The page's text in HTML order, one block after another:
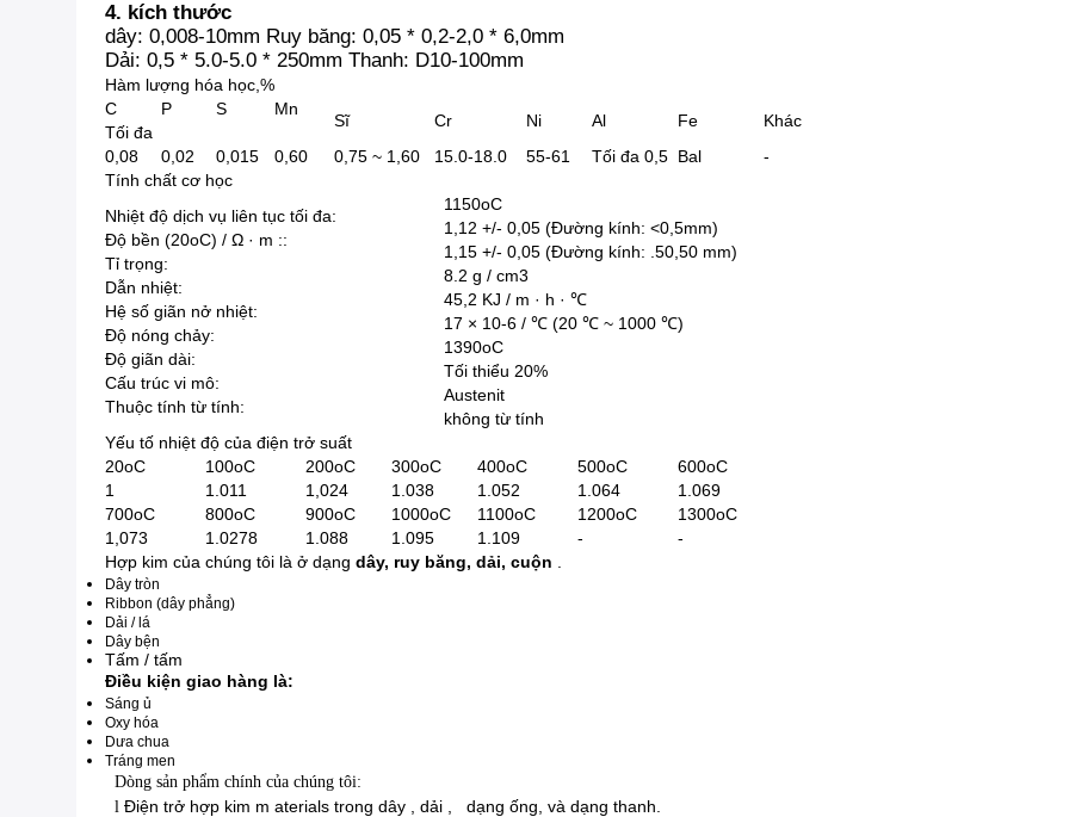
4. kích thước
dây: 0,008-10mm Ruy băng: 0,05 * 0,2-2,0 * 6,0mm
Dải: 0,5 * 5.0-5.0 * 250mm Thanh: D10-100mm
Hàm lượng hóa học,%
C
P S Mn
Sĩ Cr Ni Al Fe Khác
Tối đa
0,08
0,02 0,015 0,60 0,75 ~ 1,60 15.0-18.0 55-61 Tối đa 0,5 Bal
-
Tính chất cơ học
Nhiệt độ dịch vụ liên tục tối đa:
Độ bền (20oC) / Ω · m ::
Tỉ trọng:
Dẫn nhiệt:
Hệ số giãn nở nhiệt:
Độ nóng chảy:
Độ giãn dài:
Cấu trúc vi mô:
Thuộc tính từ tính:
1150oC
1,12 +/- 0,05 (Đường kính: <0,5mm)
1,15 +/- 0,05 (Đường kính: .50,50 mm)
8.2 g / cm3
45,2 KJ / m · h · ℃
17 × 10-6 / ℃ (20 ℃ ~ 1000 ℃)
1390oC
Tối thiểu 20%
Austenit
không từ tính
Yếu tố nhiệt độ của điện trở suất
20oC
100oC 200oC 300oC 400oC 500oC
600oC
1
1.011 1,024 1.038 1.052 1.064
1.069
700oC
800oC 900oC 1000oC 1100oC 1200oC
1300oC
1,073
1.0278 1.088 1.095 1.109 -
-
Hợp kim của chúng tôi là ở dạng dây, ruy băng, dải, cuộn
Dây tròn
Ribbon (dây phẳng)
Dải / lá
Dây bện
Tấm / tấm
Điều kiện giao hàng là:
Sáng ủ
Oxy hóa
Dưa chua
Tráng men
Dòng sản phẩm chính của chúng tôi:
l Điện trở hợp kim m aterials trong dây dải dạng ống, và dạng thanh.